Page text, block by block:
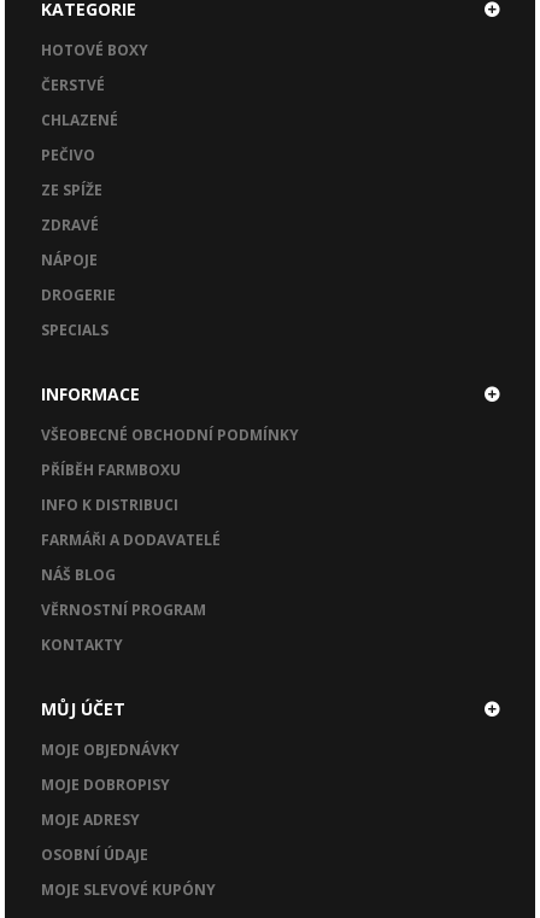
KATEGORIE
HOTOVÉ BOXY
ČERSTVÉ
CHLAZENÉ
PEČIVO
ZE SPÍŽE
ZDRAVÉ
NÁPOJE
DROGERIE
SPECIALS
INFORMACE
VŠEOBECNÉ OBCHODNÍ PODMÍNKY
PŘÍBĚH FARMBOXU
INFO K DISTRIBUCI
FARMÁŘI A DODAVATELÉ
NÁŠ BLOG
VĚRNOSTNÍ PROGRAM
KONTAKTY
MŮJ ÚČET
MOJE OBJEDNÁVKY
MOJE DOBROPISY
MOJE ADRESY
OSOBNÍ ÚDAJE
MOJE SLEVOVÉ KUPÓNY